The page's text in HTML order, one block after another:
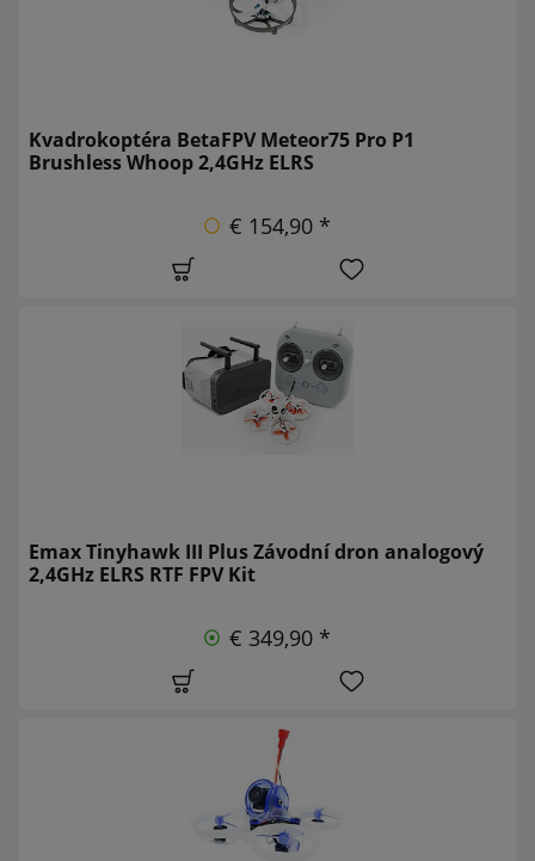
Kvadrokoptéra BetaFPV Meteor75 Pro P1
Brushless Whoop 2,4GHz ELRS
€ 154,90 *
Emax Tinyhawk III Plus Závodní dron analogový
2,4GHz ELRS RTF FPV Kit
€ 349,90 *